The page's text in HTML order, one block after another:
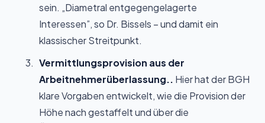
sein. „Diametral entgegengelagerte
Interessen”, so Dr. Bissels – und damit ein
klassischer Streitpunkt.
Vermittlungsprovision aus der
Arbeitnehmerüberlassung.. Hier hat der BGH
klare Vorgaben entwickelt, wie die Provision der
Höhe nach gestaffelt und über die